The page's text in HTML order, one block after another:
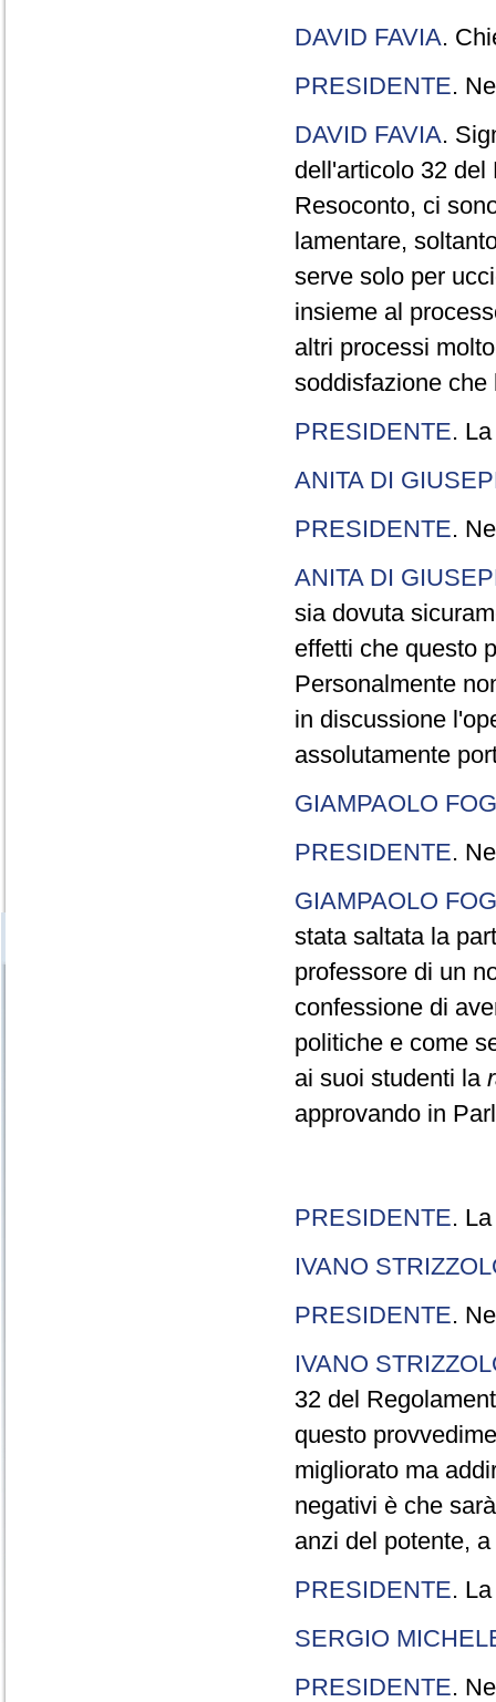
DAVID FAVIA.
PRESIDENTE.
DAVID FAVIA.
dell'articolo 32 del
Resoconto, ci
lamentare,
serve solo per
insieme al
altri processi
soddisfazione che
PRESIDENTE.
ANITA DI
PRESIDENTE.
ANITA DI
sia dovuta
effetti che questo
Personalmente
in discussione
assolutamente
GIAMPAOLO
PRESIDENTE.
GIAMPAOLO
stata saltata la
professore di un
confessione di
politiche e come
ai suoi studenti la
approvando in
PRESIDENTE.
IVANO
PRESIDENTE.
IVANO
32 del
questo
migliorato ma
negativi è che
anzi del potente,
PRESIDENTE.
SERGIO
PRESIDENTE.